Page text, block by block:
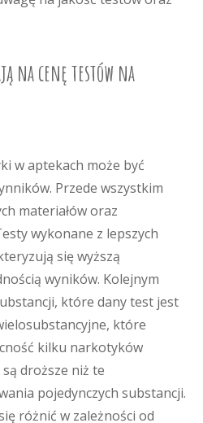
na cenę testów na
w aptekach może być
Przede wszystkim
materiałów oraz
wykonane z lepszych
się wyższą
wyników. Kolejnym
które dany test jest
które
kilku narkotyków
droższe niż te
pojedynczych substancji.
różnić w zależności od